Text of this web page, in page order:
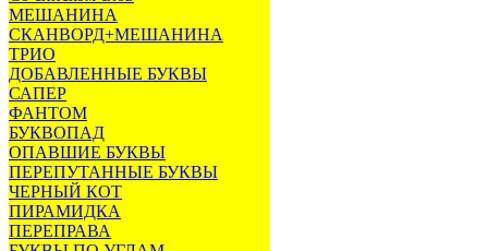
МЕШАНИНА
СКАНВОРД+МЕШАНИНА
ТРИО
ДОБАВЛЕННЫЕ БУКВЫ
САПЕР
ФАНТОМ
БУКВОПАД
ОПАВШИЕ БУКВЫ
ПЕРЕПУТАННЫЕ БУКВЫ
ЧЕРНЫЙ КОТ
ПИРАМИДКА
ПЕРЕПРАВА